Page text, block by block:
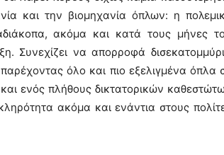
και την βιομηχανία όπλων: η
ακόμα και κατά τους μήνες
Συνεχίζει να απορροφά
όλο και πιο εξελιγμένα όπλα
ενός πλήθους δικτατορικών
ακόμα και ενάντια στους